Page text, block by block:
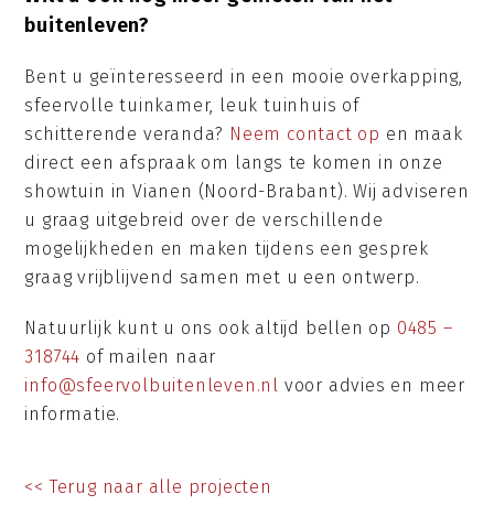
buitenleven?
Bent u geïnteresseerd in een mooie overkapping,
sfeervolle tuinkamer, leuk tuinhuis of
schitterende veranda? Neem contact op en maak
direct een afspraak om langs te komen in onze
showtuin in Vianen (Noord-Brabant). Wij adviseren
u graag uitgebreid over de verschillende
mogelijkheden en maken tijdens een gesprek
graag vrijblijvend samen met u een ontwerp.
Natuurlijk kunt u ons ook altijd bellen op 0485 –
318744 of mailen naar
info@sfeervolbuitenleven.nl voor advies en meer
informatie.
<< Terug naar alle projecten